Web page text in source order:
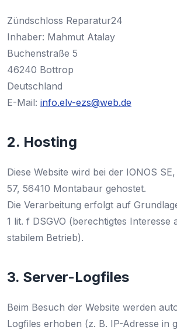
Zündschloss Reparatur24
Inhaber: Mahmut Atalay
Buchenstraße 5
46240 Bottrop
Deutschland
E-Mail: info.elv-ezs@web.de
2. Hosting
Diese Website wird bei der IONOS
57, 56410 Montabaur gehostet.
Die Verarbeitung erfolgt auf
1 lit. f DSGVO (berechtigtes Interesse
stabilem Betrieb).
3. Server-Logfiles
Beim Besuch der Website werden
Logfiles erhoben (z. B. IP-Adresse in